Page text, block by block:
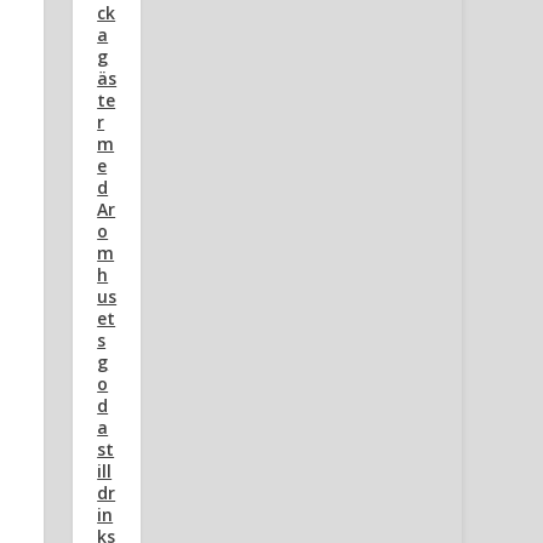
ck
a
g
äs
te
r
m
e
d
Ar
o
m
h
us
et
s
g
o
d
a
st
ill
dr
in
ks